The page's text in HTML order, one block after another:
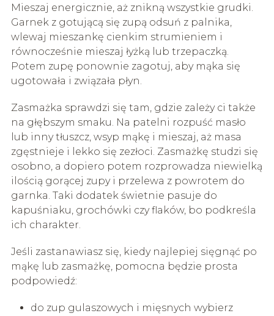
Mieszaj energicznie, aż znikną wszystkie grudki.
Garnek z gotującą się zupą odsuń z palnika,
wlewaj mieszankę cienkim strumieniem i
równocześnie mieszaj łyżką lub trzepaczką.
Potem zupę ponownie zagotuj, aby mąka się
ugotowała i związała płyn.
Zasmażka sprawdzi się tam, gdzie zależy ci także
na głębszym smaku. Na patelni rozpuść masło
lub inny tłuszcz, wsyp mąkę i mieszaj, aż masa
zgęstnieje i lekko się zezłoci. Zasmażkę studzi się
osobno, a dopiero potem rozprowadza niewielką
ilością gorącej zupy i przelewa z powrotem do
garnka. Taki dodatek świetnie pasuje do
kapuśniaku, grochówki czy flaków, bo podkreśla
ich charakter.
Jeśli zastanawiasz się, kiedy najlepiej sięgnąć po
mąkę lub zasmażkę, pomocna będzie prosta
podpowiedź:
do zup gulaszowych i mięsnych wybierz